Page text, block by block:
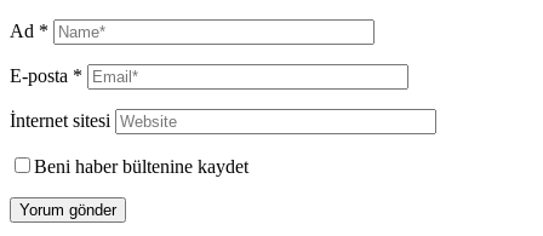
Ad *
E-posta *
İnternet sitesi
Beni haber bültenine kaydet